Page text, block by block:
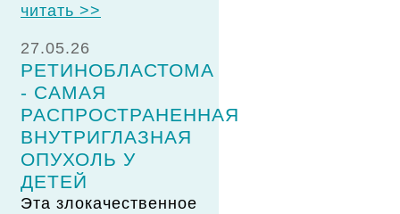
читать >>
27.05.26
РЕТИНОБЛАСТОМА
- САМАЯ
РАСПРОСТРАНЕННАЯ
ВНУТРИГЛАЗНАЯ
ОПУХОЛЬ У
ДЕТЕЙ
Эта злокачественное